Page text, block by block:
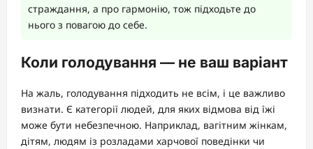
страждання, а про гармонію, тож підходьте до
нього з повагою до себе.
Коли голодування — не ваш варіант
На жаль, голодування підходить не всім, і це важливо
визнати. Є категорії людей, для яких відмова від їжі
може бути небезпечною. Наприклад, вагітним жінкам,
дітям, людям із розладами харчової поведінки чи